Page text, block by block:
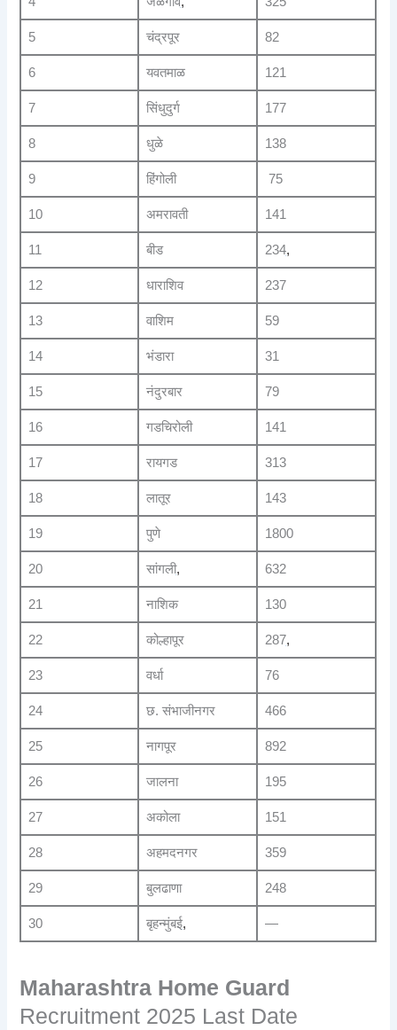
5 चंद्रपूर 82
6 यवतमाळ 121
7 सिंधुदुर्ग 177
8 धुळे 138
9 हिंगोली 75
10 अमरावती 141
11 बीड 234,
12 धाराशिव 237
13 वाशिम 59
14 भंडारा 31
15 नंदुरबार 79
16 गडचिरोली 141
17 रायगड 313
18 लातूर 143
19 पुणे 1800
20 सांगली, 632
21 नाशिक 130
22 कोल्हापूर 287,
23 वर्धा 76
24 छ. संभाजीनगर 466
25 नागपूर 892
26 जालना 195
27 अकोला 151
28 अहमदनगर 359
29 बुलढाणा 248
30 बृहन्मुंबई, —
Maharashtra Home Guard
Recruitment 2025 Last Date